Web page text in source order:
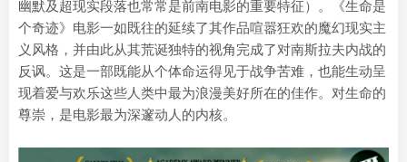
幽默及超现实段落也常常是前南电影的重要特征）。《生命是
个奇迹》电影一如既往的延续了其作品喧嚣狂欢的魔幻现实主
义风格，并由此从其荒诞独特的视角完成了对南斯拉夫内战的
反讽。这是一部既能从个体命运得见于战争苦难，也能生动呈
现着爱与欢乐这些人类中最为浪漫美好所在的佳作。对生命的
尊崇，是电影最为深邃动人的内核。